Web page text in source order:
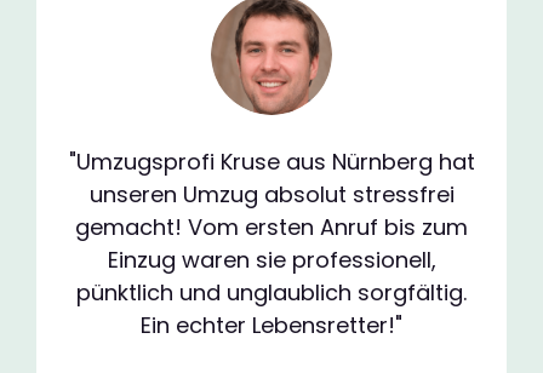
"Umzugsprofi Kruse aus Nürnberg hat
unseren Umzug absolut stressfrei
gemacht! Vom ersten Anruf bis zum
Einzug waren sie professionell,
pünktlich und unglaublich sorgfältig.
Ein echter Lebensretter!"